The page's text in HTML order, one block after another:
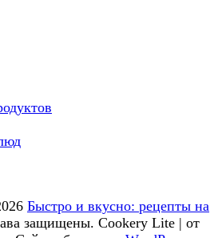
Быстро и вкусно: рецепты на
защищены. Cookery Lite | от